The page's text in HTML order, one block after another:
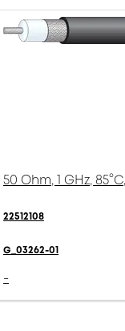
50 Ohm, 1 GHz,
22512108
G_03262-01
-